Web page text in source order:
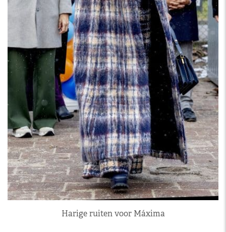
Harige ruiten voor Máxima